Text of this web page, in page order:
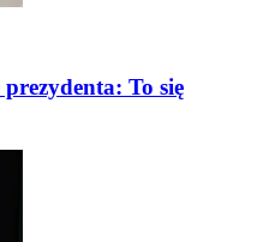
To się